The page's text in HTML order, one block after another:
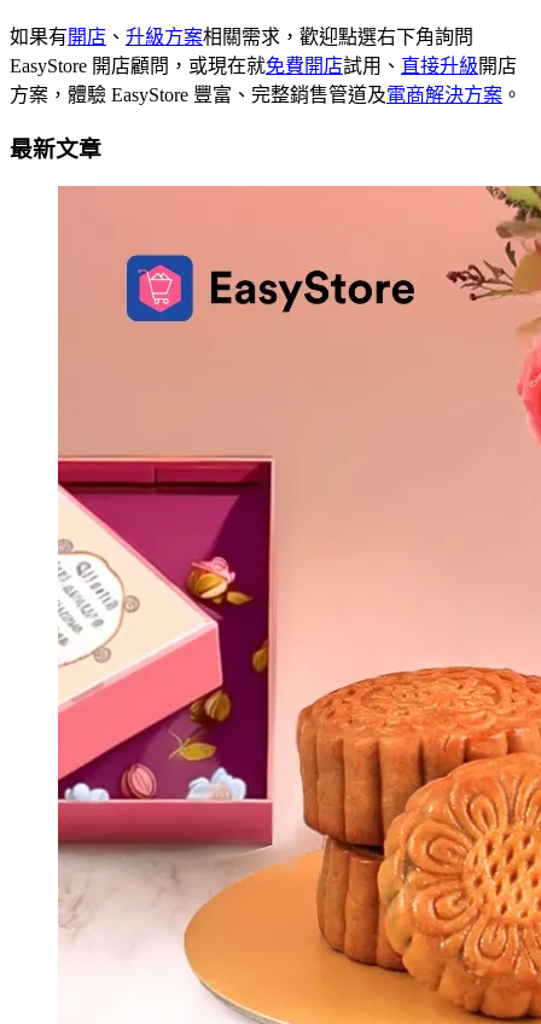
如果有開店 、 升級方案相關需求，歡迎點選右下角詢問
EasyStore 開店顧問，或現在就免費開店試用、 直接升級開店
方案，體驗 EasyStore 豐富、完整銷售管道及電商解決方案 。
最新文章